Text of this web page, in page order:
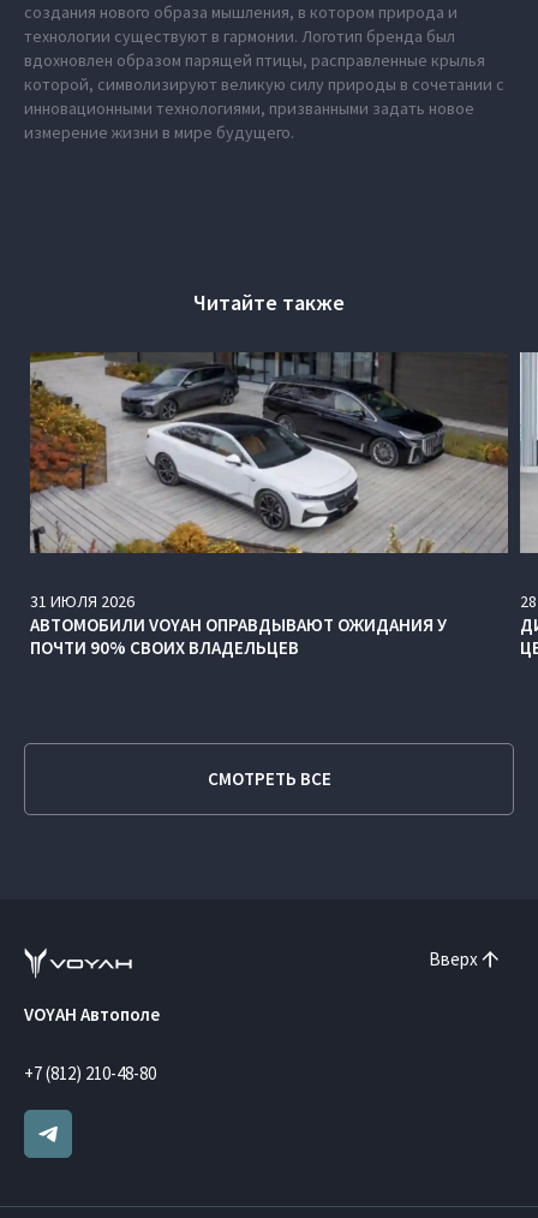
создания нового образа мышления, в котором природа и
технологии существуют в гармонии. Логотип бренда был
вдохновлен образом парящей птицы, расправленные крылья
которой, символизируют великую силу природы в сочетании с
инновационными технологиями, призванными задать новое
измерение жизни в мире будущего.
Читайте также
31 ИЮЛЯ 2026
АВТОМОБИЛИ VOYAH ОПРАВДЫВАЮТ ОЖИДАНИЯ У
ПОЧТИ 90% СВОИХ ВЛАДЕЛЬЦЕВ
28
СМОТРЕТЬ ВСЕ
Вверх
VOYAH Автополе
+7 (812) 210-48-80